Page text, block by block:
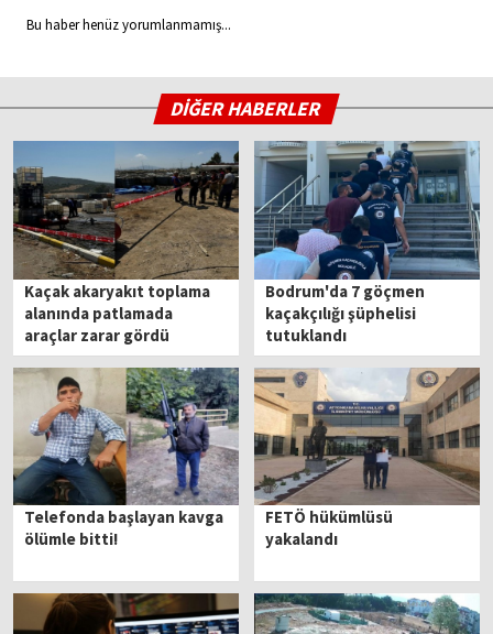
Bu haber henüz yorumlanmamış...
DİĞER HABERLER
Kaçak akaryakıt toplama
alanında patlamada
araçlar zarar gördü
Bodrum'da 7 göçmen
kaçakçılığı şüphelisi
tutuklandı
Telefonda başlayan kavga
ölümle bitti!
FETÖ hükümlüsü
yakalandı